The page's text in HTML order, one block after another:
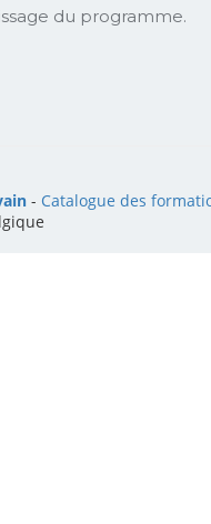
du programme.
- Catalogue des